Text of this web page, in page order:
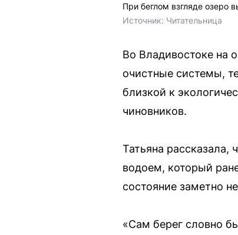
При беглом взгляде озеро
Источник: Читательница
Во Владивостоке на
очистные системы,
близкой к
чиновников.
Татьяна рассказала,
водоем, который
состояние заметно
«Сам берег словно